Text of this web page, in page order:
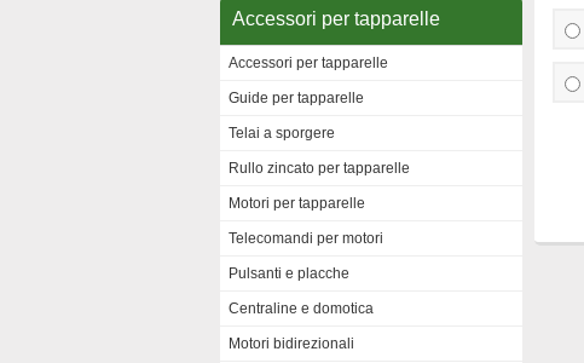
Accessori per tapparelle
Accessori per tapparelle
Guide per tapparelle
Telai a sporgere
Rullo zincato per tapparelle
Motori per tapparelle
Telecomandi per motori
Pulsanti e placche
Centraline e domotica
Motori bidirezionali